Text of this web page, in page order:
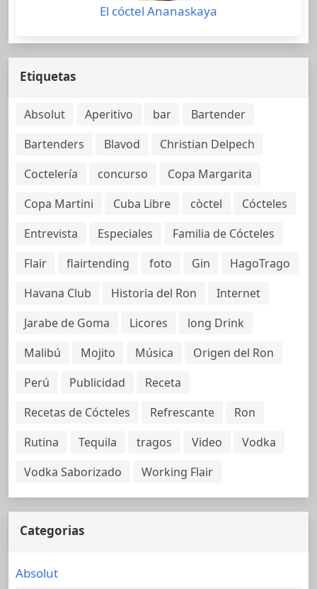
El cóctel Ananaskaya
Etiquetas
Absolut Aperitivo bar
Bartender
Bartenders
Blavod
Christian Delpech
Coctelería
concurso
Copa Margarita
Copa Martini
Cuba Libre còctel
Cócteles
Entrevista
Especiales
Familia de Cócteles
Flair
flairtending foto Gin
HagoTrago
Havana Club
Historia del Ron
Internet
Jarabe de Goma
Licores
long Drink
Malibú
Mojito Música
Origen del Ron
Perú
Publicidad
Receta
Recetas de Cócteles
Refrescante
Ron
Rutina
Tequila tragos Video
Vodka
Vodka Saborizado
Working Flair
Categorias
Absolut